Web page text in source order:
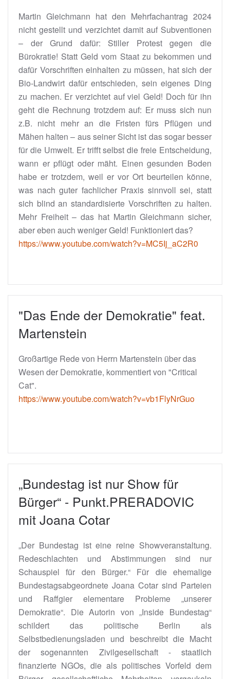
Martin Gleichmann hat den Mehrfachantrag 2024
nicht gestellt und verzichtet damit auf Subventionen
– der Grund dafür: Stiller Protest gegen die
Bürokratie! Statt Geld vom Staat zu bekommen und
dafür Vorschriften einhalten zu müssen, hat sich der
Bio-Landwirt dafür entschieden, sein eigenes Ding
zu machen. Er verzichtet auf viel Geld! Doch für ihn
geht die Rechnung trotzdem auf: Er muss sich nun
z.B. nicht mehr an die Fristen fürs Pflügen und
Mähen halten – aus seiner Sicht ist das sogar besser
für die Umwelt. Er trifft selbst die freie Entscheidung,
wann er pflügt oder mäht. Einen gesunden Boden
habe er trotzdem, weil er vor Ort beurteilen könne,
was nach guter fachlicher Praxis sinnvoll sei, statt
sich blind an standardisierte Vorschriften zu halten.
Mehr Freiheit – das hat Martin Gleichmann sicher,
aber eben auch weniger Geld! Funktioniert das?
https://www.youtube.com/watch?v=MC5Ij_aC2R0
"Das Ende der Demokratie" feat.
Martenstein
Großartige Rede von Herrn Martenstein über das
Wesen der Demokratie, kommentiert von "Critical
Cat".
https://www.youtube.com/watch?v=vb1FlyNrGuo
„Bundestag ist nur Show für
Bürger“ - Punkt.PRERADOVIC
mit Joana Cotar
„Der Bundestag ist eine reine Showveranstaltung.
Redeschlachten und Abstimmungen sind nur
Schauspiel für den Bürger.“ Für die ehemalige
Bundestagsabgeordnete Joana Cotar sind Parteien
und Raffgier elementare Probleme „unserer
Demokratie“. Die Autorin von „Inside Bundestag“
schildert das politische Berlin als
Selbstbedienungsladen und beschreibt die Macht
der sogenannten Zivilgesellschaft - staatlich
finanzierte NGOs, die als politisches Vorfeld dem